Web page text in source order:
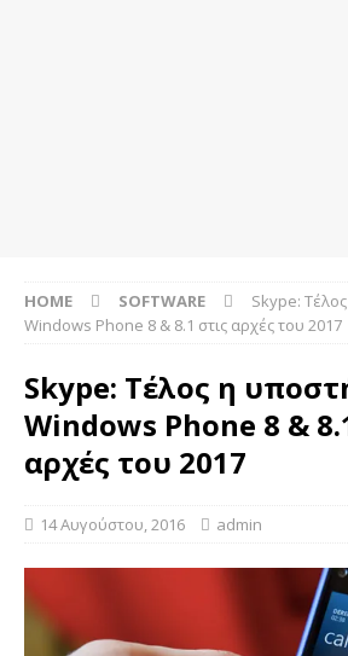
HOME SOFTWARE
Skype:
Windows Phone 8 & 8.1 στις αρχές του 2017
Skype: Τέλος η
Windows Phone 8 &
αρχές του 2017
14 Αυγούστου, 2016 admin